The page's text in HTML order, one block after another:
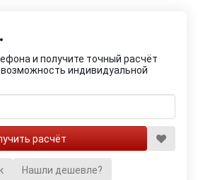
и получите точный расчёт
индивидуальной
Нашли дешевле?